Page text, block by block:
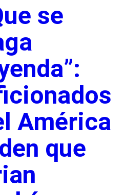
se
América
que